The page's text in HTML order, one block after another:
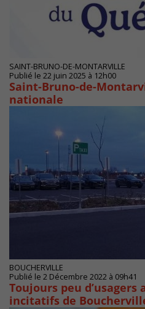
SAINT-BRUNO-DE-MONTARVILLE
Publié le 22 juin 2025 à 12h00
Saint-Bruno-de-
nationale
BOUCHERVILLE
Publié le 2 Décembre 2022 à 09h41
Toujours peu
incitatifs de